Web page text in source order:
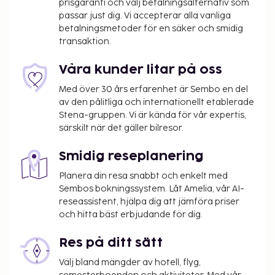
annat anslutande vingård, bubbelpool och
säsongsöppen utomhuspool. Boendet har även
gratis wi-fi, en eldstad i lobbyn och hjälp med
bokning av biljetter och guidade turer. Kontinental
frukost serveras dagligen mot en avgift från 09.00
till 10.30. Detta boende är stängt från 03 januari till
10 februari.
Du kommer att ombes att betala följande avgifter
på boendet – avgifterna kan inkludera tillämpliga
Stadsskatt: 0.88 EUR per person per natt.
Skatten gäller inte barn under 18 år.
Vi har listat alla tilläggsavgifter som boendet har
upplyst oss om.
Avgift för kontinental frukost: EUR 20 för vuxna
och EUR 10 för barn
Spjälsäng (babysäng): EUR 25.0 per dag
prisgaranti och välj betalningsalternativ som
passar just dig. Vi accepterar alla vanliga
betalningsmetoder för en säker och smidig
transaktion.
Våra kunder litar på oss
Med över 30 års erfarenhet är Sembo en del
av den pålitliga och internationellt etablerade
Stena-gruppen. Vi är kända för vår expertis,
särskilt när det gäller bilresor.
Smidig reseplanering
Planera din resa snabbt och enkelt med
Sembos bokningssystem. Låt Amelia, vår AI-
reseassistent, hjälpa dig att jämföra priser
och hitta bäst erbjudande för dig.
Res på ditt sätt
Välj bland mängder av hotell, flyg,